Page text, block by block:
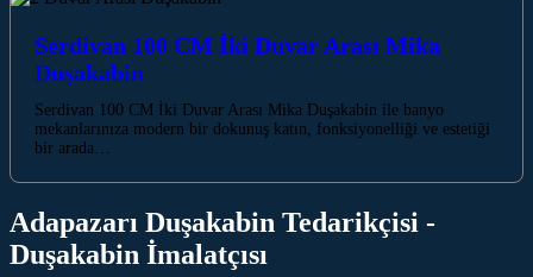
Serdivan 100 CM İki Duvar Arası Mika
Duşakabin
Serdivan 100 CM İki Duvar Arası Mika Duşakabin ile banyo
mekanlarınıza modern bir dokunuş katın, fonksiyonelliği ve estetiği
bir arada…
Adapazarı Duşakabin Tedarikçisi -
Duşakabin İmalatçısı